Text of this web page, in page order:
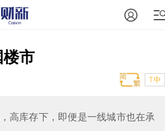
市
T中
高库存下，即便是一线城市也在承